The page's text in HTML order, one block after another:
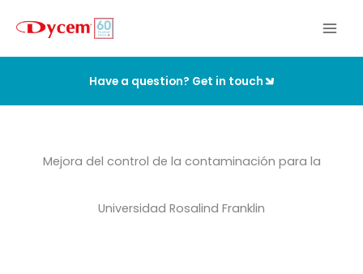
contenido
Have a question? Get in touch
Mejora del control de la contaminación para la
Universidad Rosalind Franklin